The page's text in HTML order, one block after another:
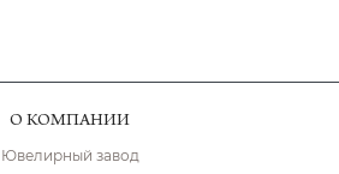
О КОМПАНИИ
Ювелирный завод